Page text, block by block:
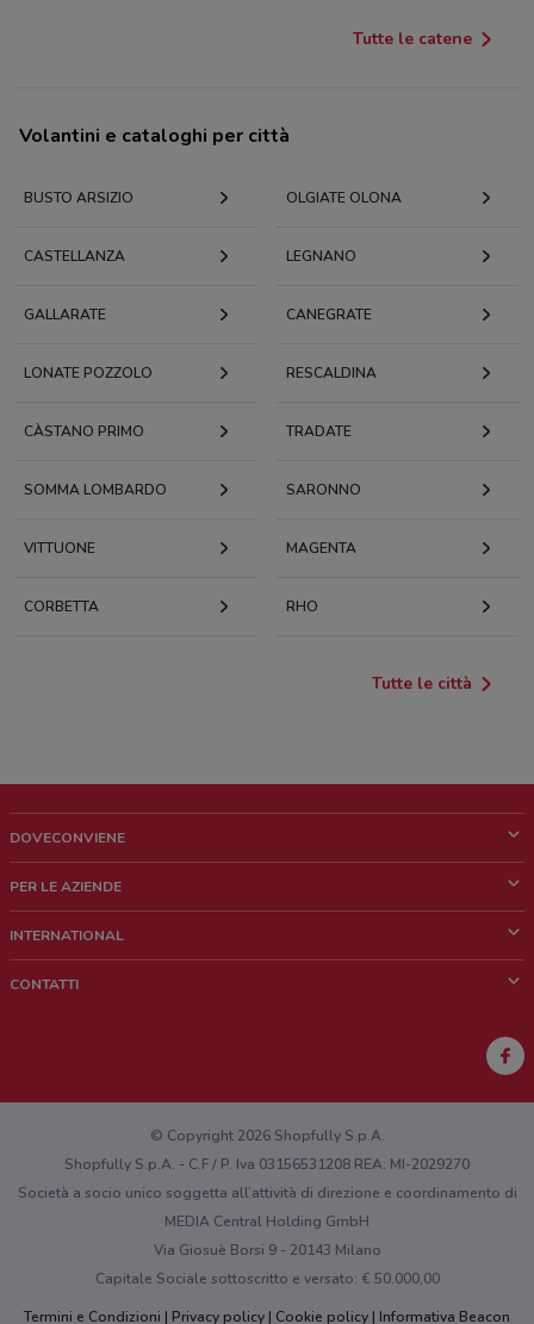
Tutte le catene
Volantini e cataloghi per città
BUSTO ARSIZIO OLGIATE OLONA
CASTELLANZA LEGNANO
GALLARATE CANEGRATE
LONATE POZZOLO RESCALDINA
CÀSTANO PRIMO TRADATE
SOMMA LOMBARDO SARONNO
VITTUONE MAGENTA
CORBETTA RHO
Tutte le città
DOVECONVIENE
Chi siamo
Lavora con noi
PER LE AZIENDE
Richieste commerciali e marketing
INTERNATIONAL
CONTATTI
Hai un malfunzionamento sul web o sull'app?
© Copyright 2026 Shopfully S.p.A.
Shopfully S.p.A. - C.F / P. Iva 03156531208 REA: MI-2029270
Società a socio unico soggetta all’attività di direzione e coordinamento di
MEDIA Central Holding GmbH
Via Giosuè Borsi 9 - 20143 Milano
Capitale Sociale sottoscritto e versato: € 50.000,00
Termini e Condizioni
Privacy policy Cookie policy Informativa Beacon